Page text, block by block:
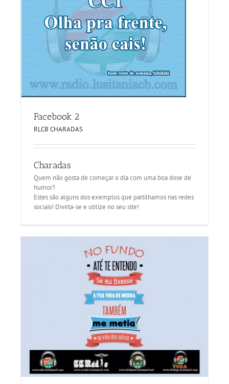
Facebook 2
RLCB CHARADAS
Charadas
Quem não gosta de começar o dia com uma boa dose de
humor?
Estes são alguns dos exemplos que partilhamos nas redes
sociais! Divirta-se e utilize no seu site!